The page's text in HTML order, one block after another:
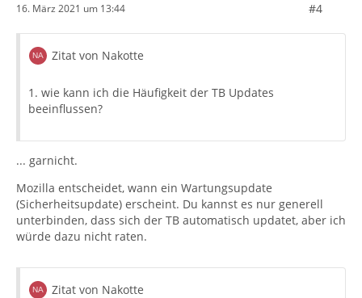
16. März 2021 um 13:44 #4
Zitat von Nakotte
1. wie kann ich die Häufigkeit der TB Updates
beeinflussen?
... garnicht.
Mozilla entscheidet, wann ein Wartungsupdate
(Sicherheitsupdate) erscheint. Du kannst es nur generell
unterbinden, dass sich der TB automatisch updatet, aber ich
würde dazu nicht raten.
Zitat von Nakotte